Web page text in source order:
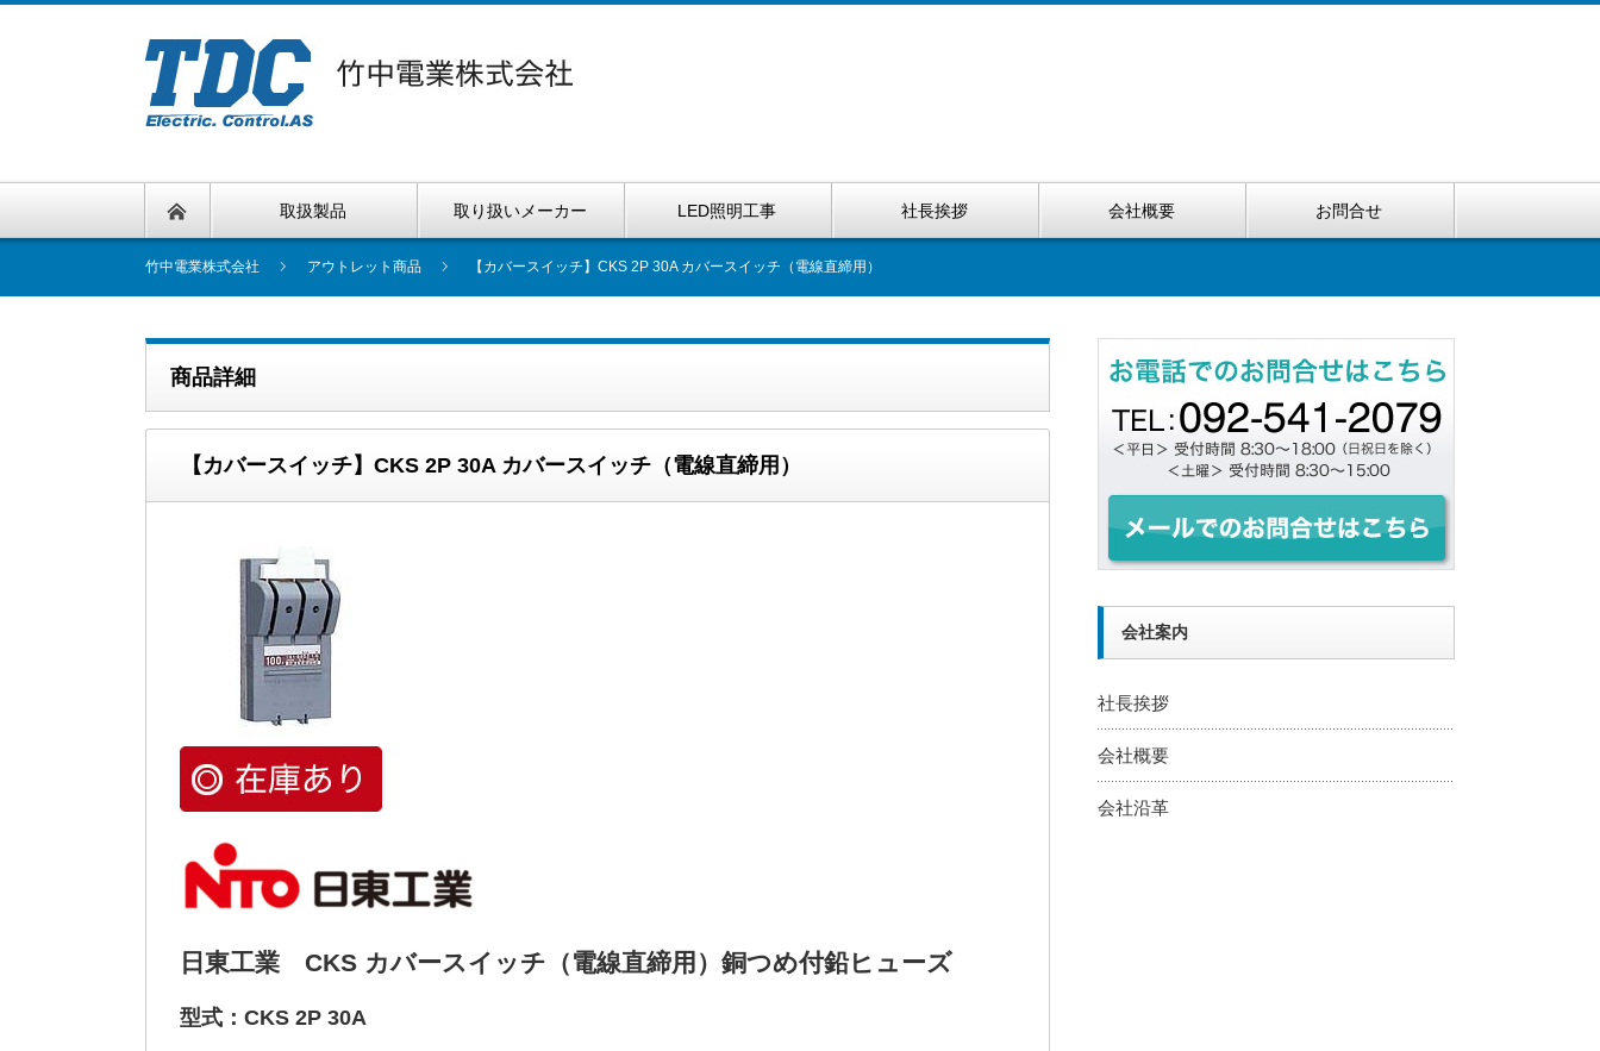
取扱製品 取り扱いメーカー LED照明工事 社長挨拶 会社概要 お問合せ
竹中電業株式会社 アウトレット商品 【カバースイッチ】CKS 2P 30A カバースイッチ（電線直締用）
商品詳細
【カバースイッチ】CKS 2P 30A カバースイッチ（電線直締用）
日東工業 CKS カバースイッチ（電線直締用）銅つめ付鉛ヒューズ
型式：CKS 2P 30A
会社案内
社長挨拶
会社概要
会社沿革